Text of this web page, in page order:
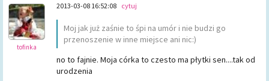
tofinka
2013-03-08 16:52:08 cytuj
Moj jak już zaśnie to śpi na umór i nie budzi go
przenoszenie w inne miejsce ani nic:)
no to fajnie. Moja córka to czesto ma płytki sen....tak od
urodzenia